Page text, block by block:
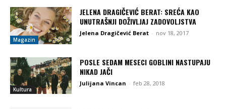
Magazin
JELENA DRAGIČEVIĆ BERAT: SREĆA KAO
UNUTRAŠNJI DOŽIVLJAJ ZADOVOLJSTVA
Jelena Dragičević Berat - nov 18, 2017
Kultura
POSLE SEDAM MESECI GOBLINI NASTUPAJU
NIKAD JAČI
Julijana Vincan - feb 28, 2018